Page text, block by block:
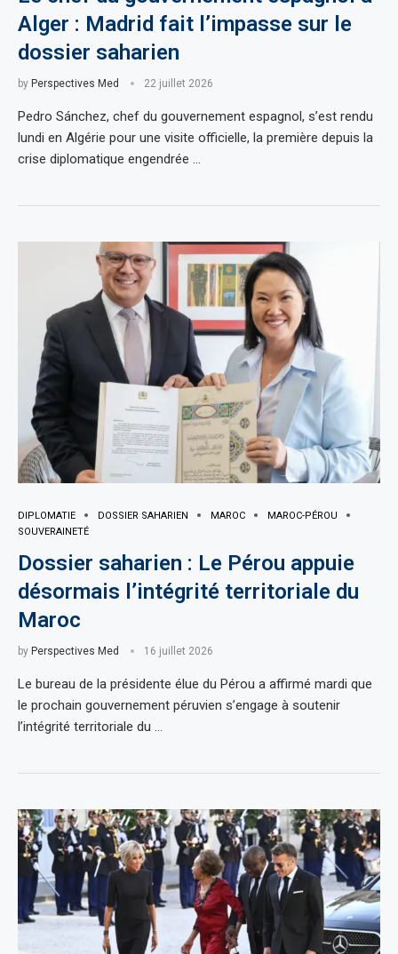
Alger : Madrid fait l’impasse sur le
dossier saharien
by Perspectives Med 22 juillet 2026
Pedro Sánchez, chef du gouvernement espagnol, s’est rendu
lundi en Algérie pour une visite officielle, la première depuis la
crise diplomatique engendrée …
DIPLOMATIE DOSSIER SAHARIEN MAROC
MAROC-PÉROU
SOUVERAINETÉ
Dossier saharien : Le Pérou appuie
désormais l’intégrité territoriale du
Maroc
by Perspectives Med 16 juillet 2026
Le bureau de la présidente élue du Pérou a affirmé mardi que
le prochain gouvernement péruvien s’engage à soutenir
l’intégrité territoriale du …